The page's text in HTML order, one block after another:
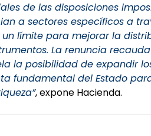
de las disposiciones
a sectores específicos a
límite para mejorar la
La renuncia
la posibilidad de expandir
fundamental del Estado
, expone Hacienda.